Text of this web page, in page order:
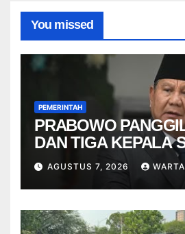
You missed
PEMERINTAH
PRABOWO
DAN TIGA KEPALA
AGUSTUS 7, 2026